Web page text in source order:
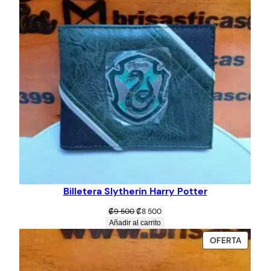
Billetera Slytherin Harry Potter
₡9 500El
precio
original
era:
₡9
500.
₡8 500El
actual
Añadir al carrito
OFERTA
EN